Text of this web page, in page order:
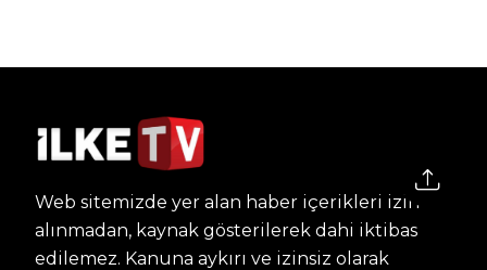
Web sitemizde yer alan haber içerikleri izin
alınmadan, kaynak gösterilerek dahi iktibas
edilemez. Kanuna aykırı ve izinsiz olarak